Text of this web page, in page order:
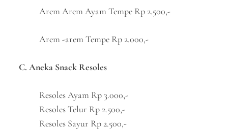
Arem Arem Ayam Tempe Rp 2.500,-
Arem -arem Tempe Rp 2.000,-
C. Aneka Snack Resoles
Resoles Ayam Rp 3.000,-
Resoles Telur Rp 2.500,-
Resoles Sayur Rp 2.500,-